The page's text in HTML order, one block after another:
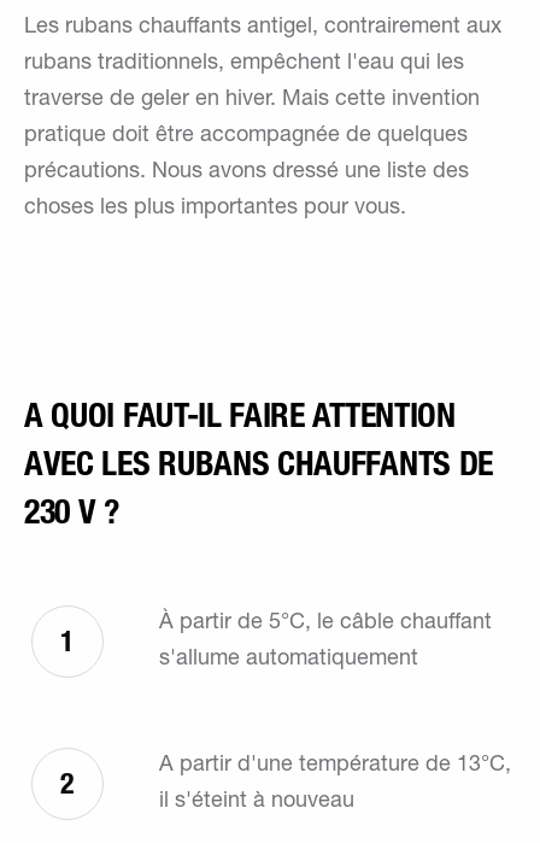
Les rubans chauffants antigel, contrairement aux
rubans traditionnels, empêchent l'eau qui les
traverse de geler en hiver. Mais cette invention
pratique doit être accompagnée de quelques
précautions. Nous avons dressé une liste des
choses les plus importantes pour vous.
A QUOI FAUT-IL FAIRE ATTENTION
AVEC LES RUBANS CHAUFFANTS DE
230 V ?
1
À partir de 5°C, le câble chauffant
s'allume automatiquement
2
A partir d'une température de 13°C,
il s'éteint à nouveau